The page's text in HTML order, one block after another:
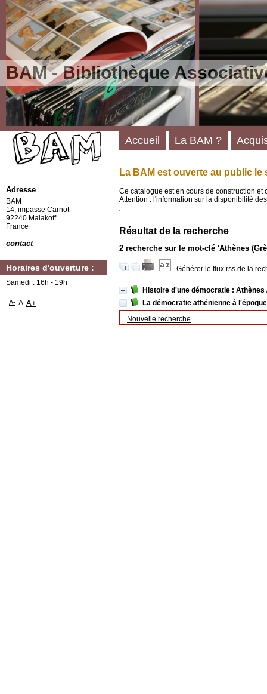
BAM - Bibliothèque
La BAM est ouverte au public le
Ce catalogue est en cours de construction
Attention : l'information sur la disponibilité
Résultat de la recherche
2 recherche sur le mot-clé 'Athènes
Générer le flux rss de la
Histoire d'une démocratie : Athènes
La démocratie athénienne à
Nouvelle recherche
Accueil La BAM ?
Adresse
BAM
14, impasse Carnot
92240 Malakoff
France
contact
Horaires d'ouverture :
Samedi : 16h - 19h
A- A A+